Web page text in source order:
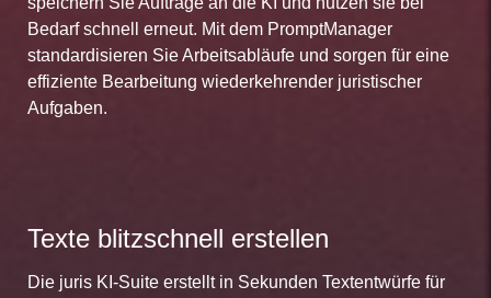
Bedarf schnell erneut. Mit dem PromptManager
standardisieren Sie Arbeitsabläufe und sorgen für eine
effiziente Bearbeitung wiederkehrender juristischer
Aufgaben.
Texte blitzschnell erstellen
Die juris KI-Suite erstellt in Sekunden Textentwürfe für